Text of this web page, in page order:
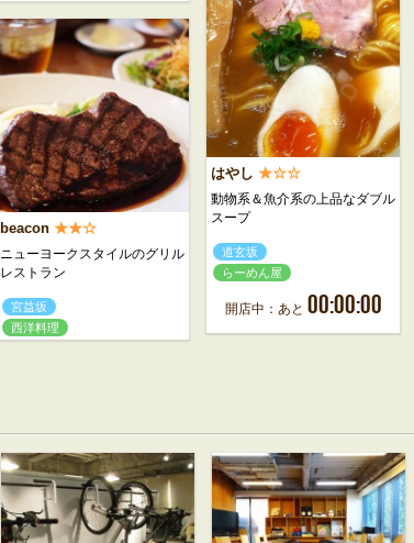
はやし ★☆☆
動物系＆魚介系の上品なダブル
スープ
道玄坂
らーめん屋
開店中：あと 00:00:00
beacon ★★☆
ニューヨークスタイルのグリル
レストラン
宮益坂
西洋料理